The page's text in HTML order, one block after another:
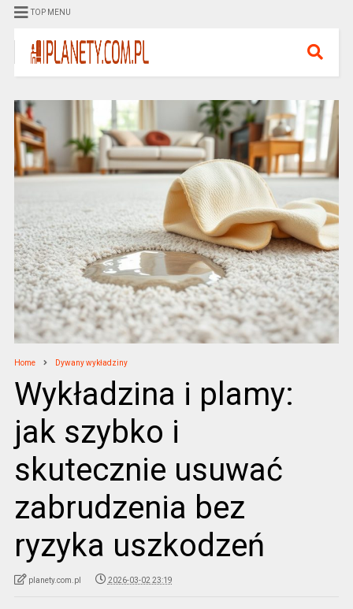
TOP MENU
Home Dywany wykładziny
Wykładzina i plamy:
jak szybko i
skutecznie usuwać
zabrudzenia bez
ryzyka uszkodzeń
planety.com.pl 2026-03-02 23:19